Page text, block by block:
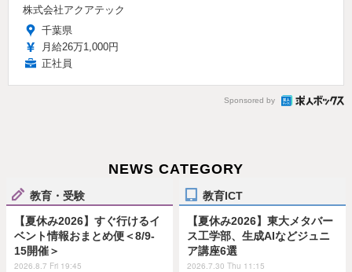
株式会社アクアテック
千葉県
月給26万1,000円
正社員
Sponsored by
NEWS CATEGORY
教育・受験
【夏休み2026】すぐ行けるイ
ベント情報おまとめ便＜8/9-
15開催＞
2026.8.7 Fri 19:45
教育ICT
【夏休み2026】東大メタバー
ス工学部、生成AIなどジュニ
ア講座6選
2026.7.30 Thu 11:15